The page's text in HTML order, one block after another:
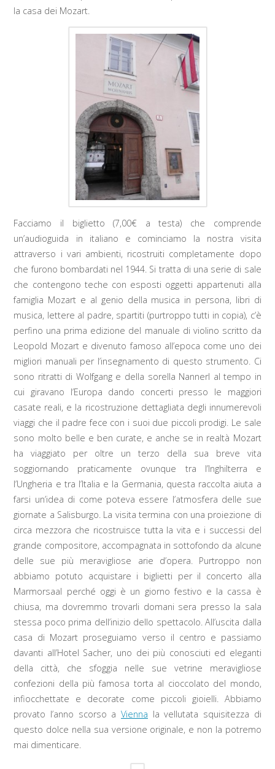
la casa dei Mozart.
Facciamo il biglietto (7,00€ a testa) che comprende
un’audioguida in italiano e cominciamo la nostra visita
attraverso i vari ambienti, ricostruiti completamente dopo
che furono bombardati nel 1944. Si tratta di una serie di sale
che contengono teche con esposti oggetti appartenuti alla
famiglia Mozart e al genio della musica in persona, libri di
musica, lettere al padre, spartiti (purtroppo tutti in copia), c’è
perfino una prima edizione del manuale di violino scritto da
Leopold Mozart e divenuto famoso all’epoca come uno dei
migliori manuali per l’insegnamento di questo strumento. Ci
sono ritratti di Wolfgang e della sorella Nannerl al tempo in
cui giravano l’Europa dando concerti presso le maggiori
casate reali, e la ricostruzione dettagliata degli innumerevoli
viaggi che il padre fece con i suoi due piccoli prodigi. Le sale
sono molto belle e ben curate, e anche se in realtà Mozart
ha viaggiato per oltre un terzo della sua breve vita
soggiornando praticamente ovunque tra l’Inghilterra e
l’Ungheria e tra l’Italia e la Germania, questa raccolta aiuta a
farsi un’idea di come poteva essere l’atmosfera delle sue
giornate a Salisburgo. La visita termina con una proiezione di
circa mezzora che ricostruisce tutta la vita e i successi del
grande compositore, accompagnata in sottofondo da alcune
delle sue più meravigliose arie d’opera. Purtroppo non
abbiamo potuto acquistare i biglietti per il concerto alla
Marmorsaal perché oggi è un giorno festivo e la cassa è
chiusa, ma dovremmo trovarli domani sera presso la sala
stessa poco prima dell’inizio dello spettacolo. All’uscita dalla
casa di Mozart proseguiamo verso il centro e passiamo
davanti all’Hotel Sacher, uno dei più conosciuti ed eleganti
della città, che sfoggia nelle sue vetrine meravigliose
confezioni della più famosa torta al cioccolato del mondo,
infiocchettate e decorate come piccoli gioielli. Abbiamo
provato l’anno scorso a Vienna la vellutata squisitezza di
questo dolce nella sua versione originale, e non la potremo
mai dimenticare.